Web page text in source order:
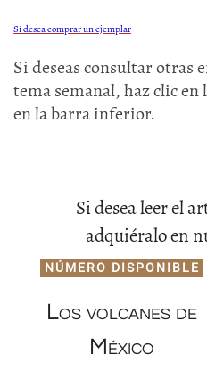
Si desea comprar un ejemplar
Si deseas consultar otras
tema semanal, haz clic en
en la barra inferior.
Si desea leer el
adquiéralo en
NÚMERO DISPONIBLE
Los volcanes de
México